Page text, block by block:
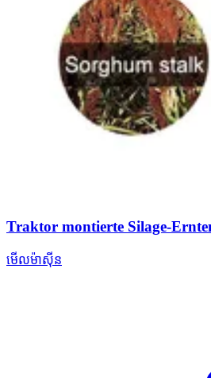
Traktor montierte Silage-
មើលម៉ាស៊ីន